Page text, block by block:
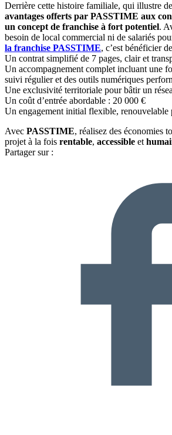
Derrière cette histoire familiale, qui illustre
avantages offerts par PASSTIME aux
un concept de franchise à fort potentiel.
besoin de local commercial ni de salariés
la franchise PASSTIME, c’est bénéficier de
Un contrat simplifié de 7 pages, clair et
Un accompagnement complet incluant une
suivi régulier et des outils numériques
Une exclusivité territoriale pour bâtir un
Un coût d’entrée abordable : 20 000 €
Un engagement initial flexible, renouvelable
Avec PASSTIME, réalisez des économies
projet à la fois rentable, accessible et
Partager sur :